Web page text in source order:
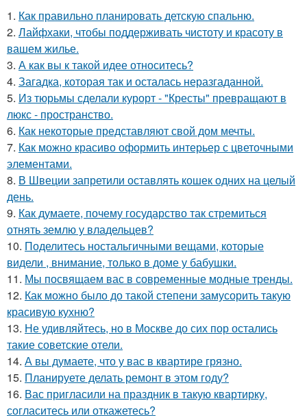
1. Как правильно планировать детскую спальню.
2. Лайфхаки, чтобы поддерживать чистоту и красоту в
вашем жилье.
3. А как вы к такой идее относитесь?
4. Загадка, которая так и осталась неразгаданной.
5. Из тюрьмы сделали курорт - "Кресты" превращают в
люкс - пространство.
6. Как некоторые представляют свой дом мечты.
7. Как можно красиво оформить интерьер с цветочными
элементами.
8. В Швеции запретили оставлять кошек одних на целый
день.
9. Как думаете, почему государство так стремиться
отнять землю у владельцев?
10. Поделитесь ностальгичными вещами, которые
видели , внимание, только в доме у бабушки.
11. Мы посвящаем вас в современные модные тренды.
12. Как можно было до такой степени замусорить такую
красивую кухню?
13. Не удивляйтесь, но в Москве до сих пор остались
такие советские отели.
14. А вы думаете, что у вас в квартире грязно.
15. Планируете делать ремонт в этом году?
16. Вас пригласили на праздник в такую квартирку,
согласитесь или откажетесь?